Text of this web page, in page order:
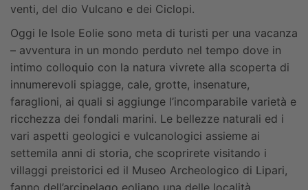
venti, del dio Vulcano e dei Ciclopi.
Oggi le Isole Eolie sono meta di turisti per una vacanza
– avventura in un mondo perduto nel tempo dove in
intimo colloquio con la natura vivrete alla scoperta di
innumerevoli spiagge, cale, grotte, insenature,
faraglioni, ai quali si aggiunge l’incomparabile varietà e
ricchezza dei fondali marini. Le bellezze naturali ed i
vari aspetti geologici e vulcanologici assieme ai
settemila anni di storia, che scoprirete visitando i
villaggi preistorici ed il Museo Archeologico di Lipari,